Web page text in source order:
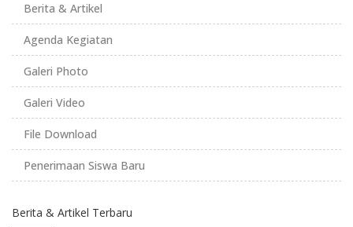
Berita & Artikel
Agenda Kegiatan
Galeri Photo
Galeri Video
File Download
Penerimaan Siswa Baru
Berita & Artikel Terbaru